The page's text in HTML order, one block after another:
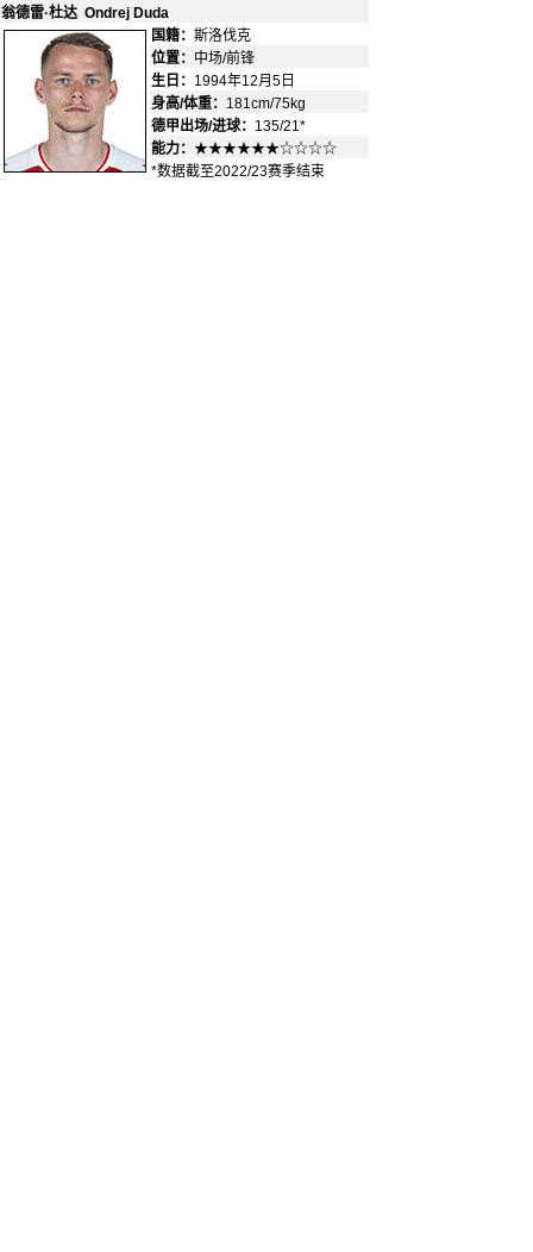
翁德雷·杜达 Ondrej Duda
国籍： 斯洛伐克
位置： 中场/前锋
生日： 1994年12月5日
身高/体重： 181cm/75kg
德甲出场/进球： 135/21*
能力： ★★★★★★☆☆☆☆
*数据截至2022/23赛季结束